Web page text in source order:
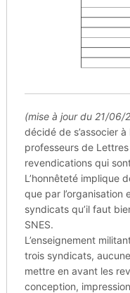
(mise à jour du 21/06/
décidé de s’associer
professeurs de
revendications qui
L’honnêteté implique
que par
syndicats qu’il faut
SNES.
L’enseignement
trois syndicats,
mettre en avant les
conception,